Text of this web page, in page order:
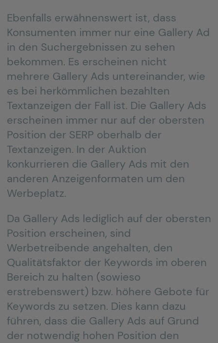
Ebenfalls erwähnenswert ist, dass
Konsumenten immer nur eine Gallery Ad
in den Suchergebnissen zu sehen
bekommen. Es erscheinen nicht
mehrere Gallery Ads untereinander, wie
es bei herkömmlichen bezahlten
Textanzeigen der Fall ist. Die Gallery Ads
erscheinen immer nur auf der obersten
Position der SERP oberhalb der
Textanzeigen. In der Auktion
konkurrieren die Gallery Ads mit den
anderen Anzeigenformaten um den
Werbeplatz.
Da Gallery Ads lediglich auf der obersten
Position erscheinen, sind
Werbetreibende angehalten, den
Qualitätsfaktor der Keywords im oberen
Bereich zu halten (sowieso
erstrebenswert) bzw. höhere Gebote für
Keywords zu setzen. Dies kann dazu
führen, dass die Gallery Ads auf Grund
der notwendig hohen Position den